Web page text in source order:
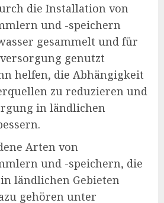
die Installation von
und -speichern
gesammelt und für
genutzt
helfen, die Abhängigkeit
zu reduzieren und
in ländlichen
Arten von
und -speichern, die
ländlichen Gebieten
gehören unter